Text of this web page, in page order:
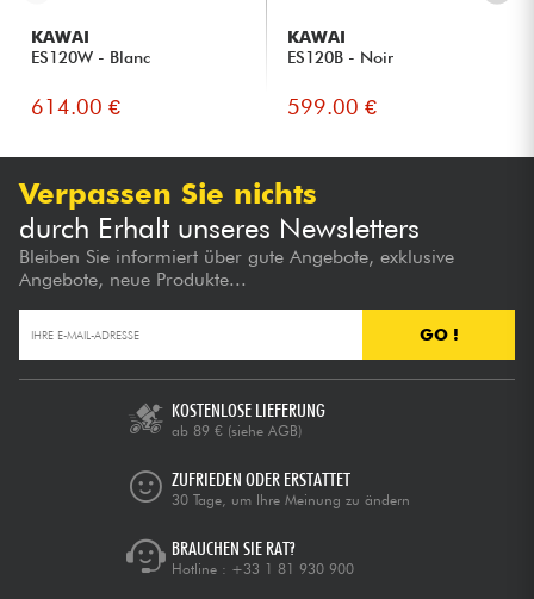
KAWAI
ES120W - Blanc
614.00 €
KAWAI
ES120B - Noir
599.00 €
Verpassen Sie nichts
durch Erhalt unseres Newsletters
Bleiben Sie informiert über gute Angebote, exklusive
Angebote, neue Produkte...
GO !
KOSTENLOSE LIEFERUNG
ab 89 € (siehe AGB)
ZUFRIEDEN ODER ERSTATTET
30 Tage, um Ihre Meinung zu ändern
BRAUCHEN SIE RAT?
Hotline : +33 1 81 930 900